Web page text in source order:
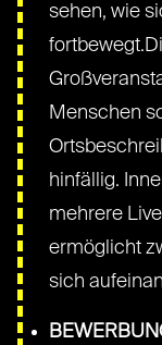
sehen, wie
Menschen
hinfällig.
mehrere
ermöglicht
sich